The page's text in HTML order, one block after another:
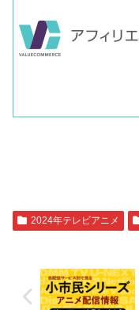
2024年テレビアニメ